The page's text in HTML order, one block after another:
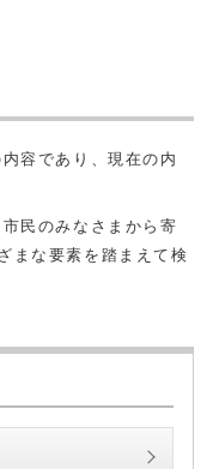
容であり、現在の内
民のみなさまから寄
まな要素を踏まえて検